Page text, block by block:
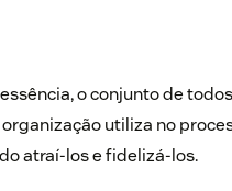
o conjunto de
utiliza no
atraí-los e fidelizá-los.